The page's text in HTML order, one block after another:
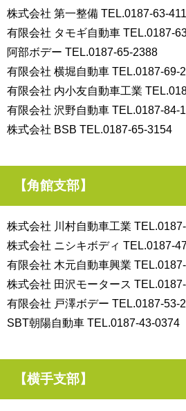
株式会社 第一整備 TEL.0187-63-
有限会社 タモギ自動車 TEL.0187-
阿部ボデー TEL.0187-65-2388
有限会社 横堀自動車 TEL.0187-69-
有限会社 内小友自動車工業
有限会社 沢野自動車 TEL.0187-84-
株式会社 BSB TEL.0187-65-3154
【角館支部】
株式会社 川村自動車工業
株式会社 ニシキボディ TEL.0187-
有限会社 木元自動車興業
株式会社 田沢モータース
有限会社 戸澤ボデー TEL.0187-53-
SBT朝陽自動車 TEL.0187-43-0374
【横手支部】